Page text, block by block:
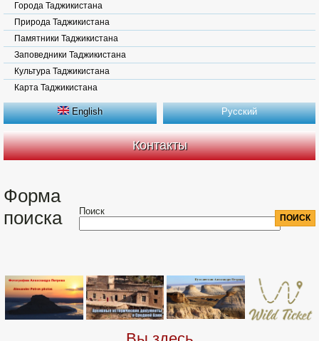
Города Таджикистана
Природа Таджикистана
Памятники Таджикистана
Заповедники Таджикистана
Культура Таджикистана
Карта Таджикистана
English Русский
Контакты
Форма
поиска
Поиск